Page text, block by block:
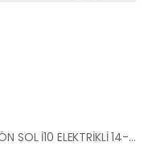
FAR ÖN SOL İ10 ELEKTRİKLİ 14-16 92101-B9000-DEPO